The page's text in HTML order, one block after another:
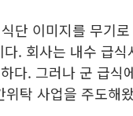
단 이미지를 무기
다. 회사는 내수 급
다. 그러나 군 급
위탁 사업을 주도해